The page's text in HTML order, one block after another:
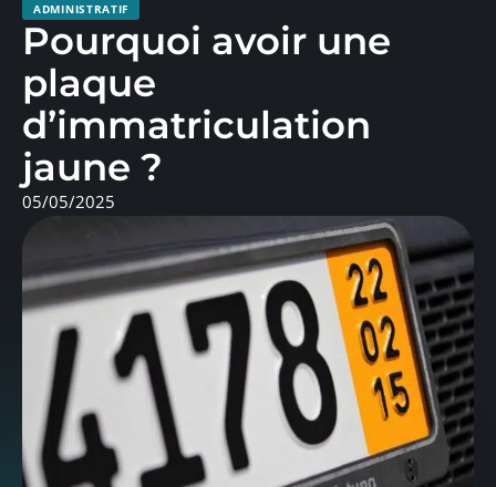
ADMINISTRATIF
Pourquoi avoir une
plaque
d’immatriculation
jaune ?
05/05/2025